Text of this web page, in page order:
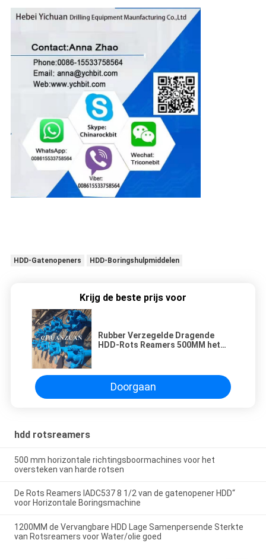
HDD-Gatenopeners HDD-Boringshulpmiddelen
Krijg de beste prijs voor
Rubber Verzegelde Dragende
HDD-Rots Reamers 500MM het
Doorgaan
hdd rotsreamers
500 mm horizontale richtingsboormachines voor het
oversteken van harde rotsen
De Rots Reamers IADC537 8 1/2 van de gatenopener HDD“
voor Horizontale Boringsmachine
1200MM de Vervangbare HDD Lage Samenpersende Sterkte
van Rotsreamers voor Water/olie goed